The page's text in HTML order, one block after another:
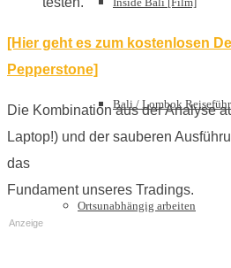
Bali / Lombok
Ortsunabhängig arbeiten
[Hier geht es zum kostenlosen
Pepperstone]
Die Kombination aus der Analyse
Laptop!) und der sauberen
das
Fundament unseres Tradings.
Anzeige